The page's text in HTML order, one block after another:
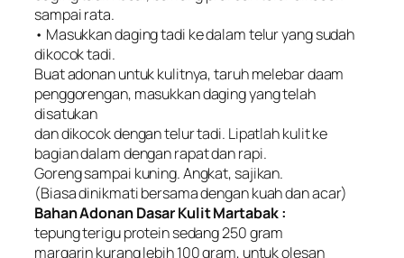
sampai rata.
• Masukkan daging tadi ke dalam telur yang sudah
dikocok tadi.
Buat adonan untuk kulitnya, taruh melebar daam
penggorengan, masukkan daging yang telah
disatukan
dan dikocok dengan telur tadi. Lipatlah kulit ke
bagian dalam dengan rapat dan rapi.
Goreng sampai kuning. Angkat, sajikan.
(Biasa dinikmati bersama dengan kuah dan acar)
Bahan Adonan Dasar Kulit Martabak :
tepung terigu protein sedang 250 gram
margarin kurang lebih 100 gram, untuk olesan